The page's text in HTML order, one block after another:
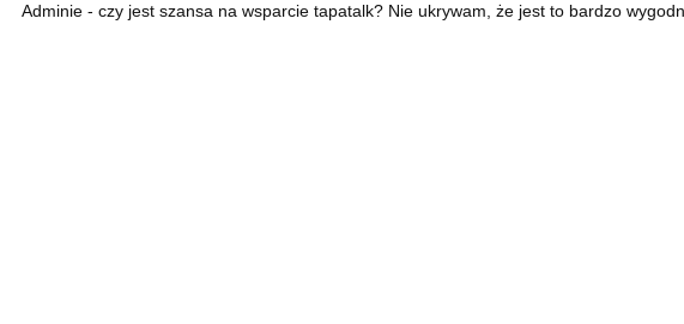
Adminie - czy jest szansa na wsparcie tapatalk? Nie ukrywam, że jest to bardzo